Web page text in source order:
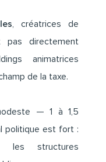
, créatrices de
pas directement
animatrices
de la taxe.
— 1 à 1,5
politique est fort :
les structures